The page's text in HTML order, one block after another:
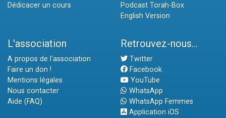
Dédicacer un cours
Podcast Torah-Box
English Version
L'association
A propos de l'association
Faire un don !
Mentions légales
Nous contacter
Aide (FAQ)
Retrouvez-nous...
Twitter
Facebook
YouTube
WhatsApp
WhatsApp Femmes
Application iOS